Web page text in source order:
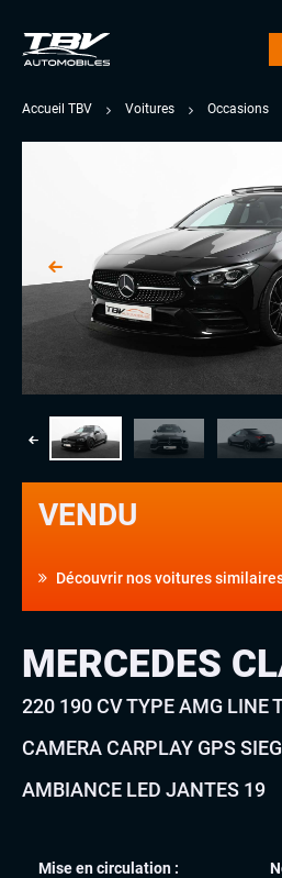
Accueil TBV Voitures Occasions
VENDU
Découvrir nos voitures
MERCEDES
220 190 CV TYPE AMG LINE
CAMERA CARPLAY GPS
AMBIANCE LED JANTES 19
Mise en circulation :